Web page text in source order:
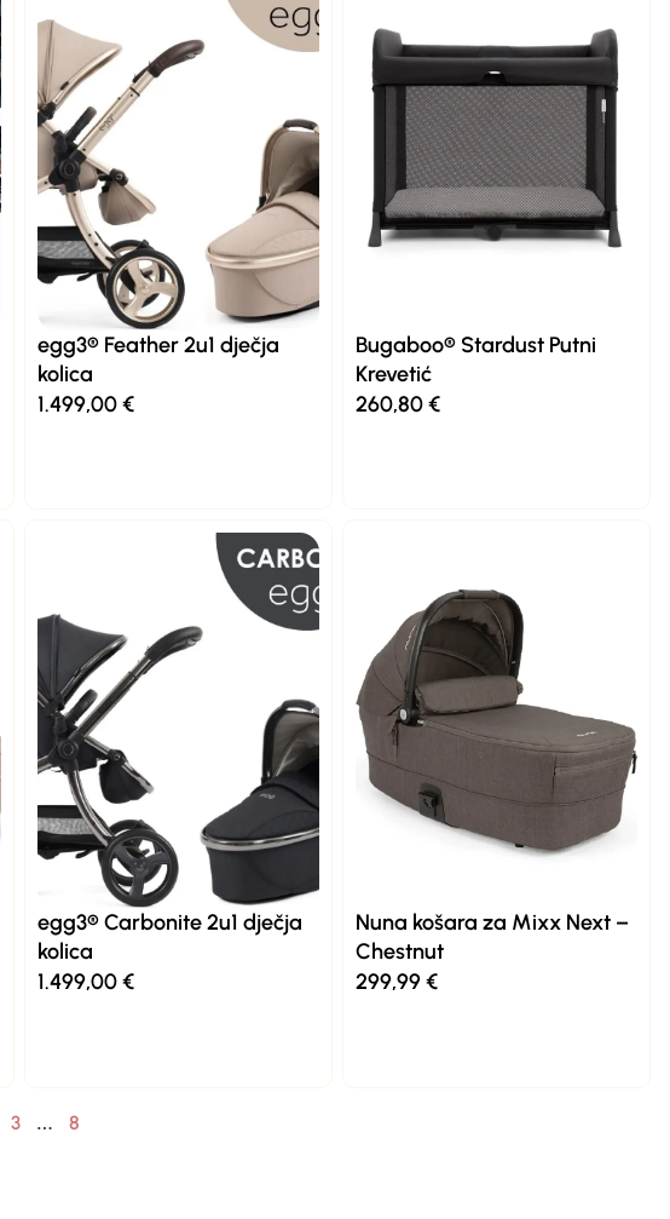
egg3® Feather 2u1 dječja
kolica
1.499,00€
Bugaboo® Stardust Putni
Krevetić
260,80€
egg3® Carbonite 2u1 dječja
kolica
1.499,00€
Nuna košara za Mixx Next –
Chestnut
299,99€
3 … 8